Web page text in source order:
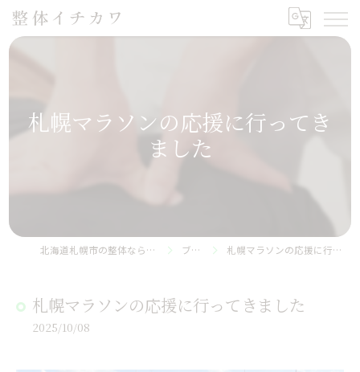
札幌マラソンの応援に行ってき
ました
北海道札幌市の整体なら整体イチカワ ブログ 札幌マラソンの応援に行ってきました
札幌マラソンの応援に行ってきました
2025/10/08